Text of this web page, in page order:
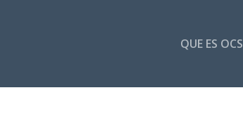
QUE ES